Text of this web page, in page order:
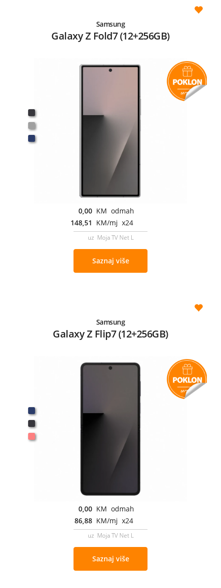
Samsung
Galaxy Z Fold7 (12+256GB)
0,00 KM odmah
148,51 KM/mj x24
uz Moja TV Net L
Saznaj više
Samsung
Galaxy Z Flip7 (12+256GB)
0,00 KM odmah
86,88 KM/mj x24
uz Moja TV Net L
Saznaj više